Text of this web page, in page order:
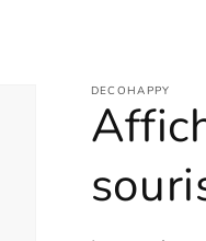
DECOHAPPY